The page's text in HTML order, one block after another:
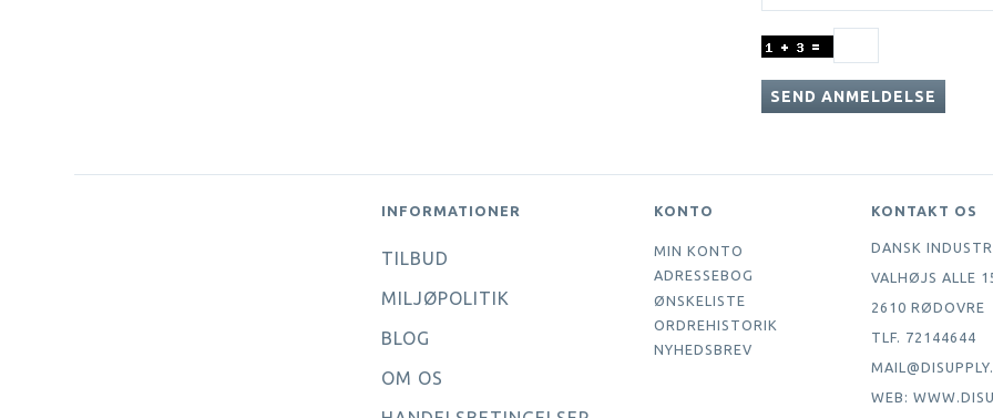
SEND ANMELDELSE
INFORMATIONER
TILBUD
MILJØPOLITIK
BLOG
OM OS
KONTO
MIN KONTO
ADRESSEBOG
ØNSKELISTE
ORDREHISTORIK
NYHEDSBREV
KONTAKT OS
DANSK
VALHØJS ALLE
2610 RØDOVRE
TLF. 72144644
WEB: